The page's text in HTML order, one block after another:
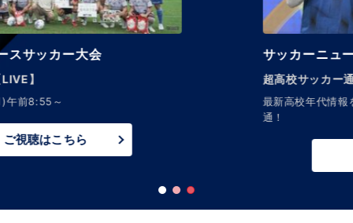
サッカーニュース Foot!
最新高校年代情報をお届け！見ればアナタもサッカー